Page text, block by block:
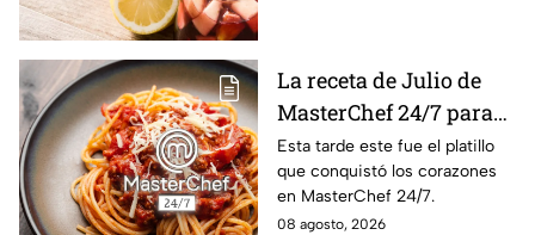
La receta de Julio de
MasterChef 24/7 para
preparar un espagueti
cremoso
Esta tarde este fue el platillo
que conquistó los corazones
en MasterChef 24/7.
08 agosto, 2026